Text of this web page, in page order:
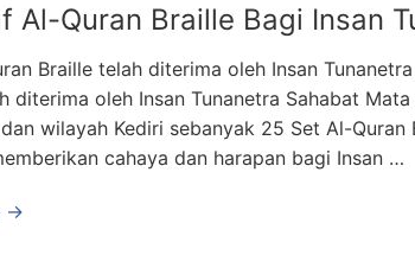
Al-Quran Braille Bagi Insan
Braille telah diterima oleh Insan
diterima oleh Insan Tunanetra Sahabat
wilayah Kediri sebanyak 25 Set Al-
cahaya dan harapan bagi Insan …
→